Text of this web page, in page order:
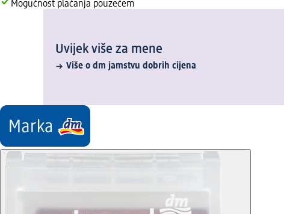
Mogućnost plaćanja pouzećem
Uvijek više za mene
Više o dm jamstvu dobrih cijena